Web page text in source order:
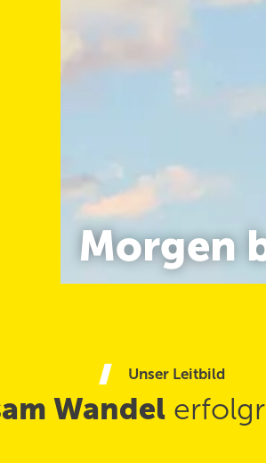
Morgen
Unser Leitbild
Wandel